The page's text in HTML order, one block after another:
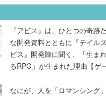
『アビス』は、ひとつの奇跡
な開発資料とともに『テイル
ビス』開発陣に聞く、「生ま
るRPG」が生まれた理由【ゲ
書】
なにが、人を「ロマンシング